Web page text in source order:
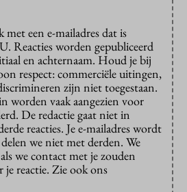
een e-mailadres dat is
Reacties worden gepubliceerd
en achternaam. Houd je bij
respect: commerciële uitingen,
zijn niet toegestaan.
worden vaak aangezien voor
De redactie gaat niet in
reacties. Je e-mailadres wordt
we niet met derden. We
we contact met je zouden
reactie. Zie ook ons